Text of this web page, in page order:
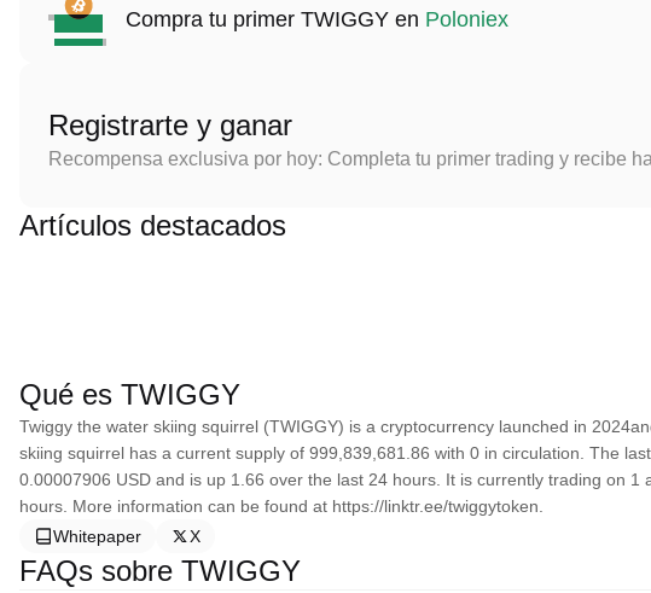
Compra tu primer TWIGGY en Poloniex
Registrarte y ganar
Recompensa exclusiva por hoy: Completa tu primer trading y recibe
Artículos destacados
Qué es TWIGGY
Twiggy the water skiing squirrel (TWIGGY) is a cryptocurrency launched in
skiing squirrel has a current supply of 999,839,681.86 with 0 in circulation. The
0.00007906 USD and is up 1.66 over the last 24 hours. It is currently trading on
hours. More information can be found at https://linktr.ee/twiggytoken.
Whitepaper
X
FAQs sobre TWIGGY